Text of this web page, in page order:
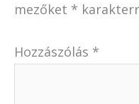
mezőket *
Hozzászólás *